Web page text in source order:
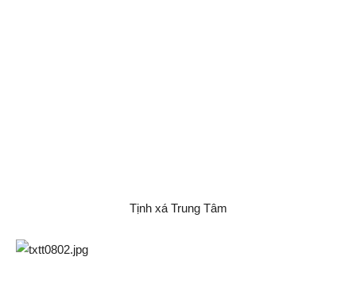
Tịnh xá Trung Tâm